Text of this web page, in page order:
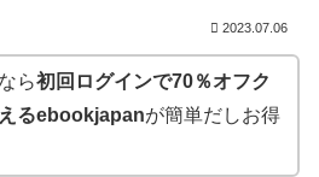
2023.07.06
ら初回ログインで70％オフク
るebookjapanが簡単だしお得